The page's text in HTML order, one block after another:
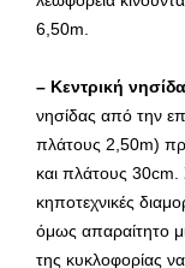
6,50m.
– Κεντρική
νησίδας από την
πλάτους 2,50m)
και πλάτους 30cm.
κηποτεχνικές
όμως απαραίτητο
της κυκλοφορίας